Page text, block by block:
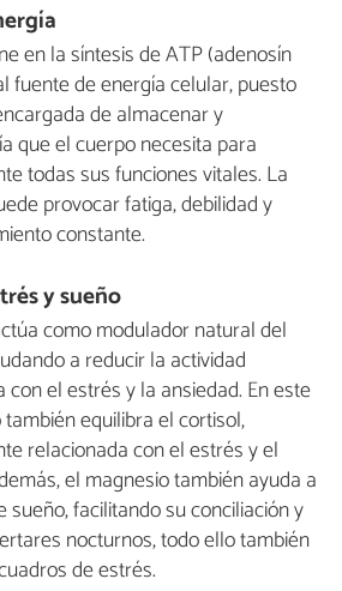
en la síntesis de ATP (adenosín
fuente de energía celular, puesto
de almacenar y
que el cuerpo necesita para
todas sus funciones vitales. La
provocar fatiga, debilidad y
constante.
y sueño
como modulador natural del
a reducir la actividad
el estrés y la ansiedad. En este
equilibra el cortisol,
relacionada con el estrés y el
el magnesio también ayuda a
facilitando su conciliación y
nocturnos, todo ello también
de estrés.